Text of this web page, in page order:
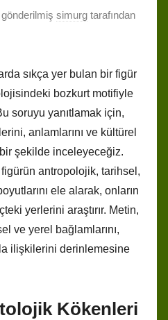
simurg tarafından
sıkça yer bulan bir figür
bozkurt motifiyle
soruyu yanıtlamak için,
anlamlarını ve kültürel
şekilde inceleyeceğiz.
antropolojik, tarihsel,
ele alarak, onların
yerlerini araştırır. Metin,
ve yerel bağlamlarını,
ilişkilerini derinlemesine
Kökenleri